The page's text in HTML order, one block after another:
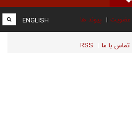
عضویت پیوند ها
تماس با ما RSS
ENGLISH